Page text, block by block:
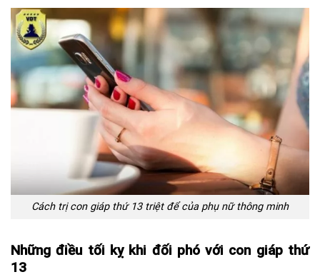
Cách trị con giáp thứ 13 triệt để của phụ nữ thông minh
Những điều tối kỵ khi đối phó với con giáp thứ
13